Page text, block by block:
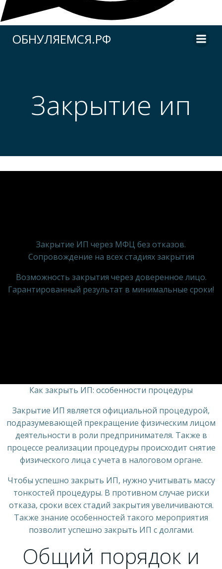
ОБНУЛЯЕМСЯ.РФ
Закрытие ип
Закрытие ИП через МФЦ без отказов.
Сопровождение на всех стадиях закрытия
Возможность закрытия через доверенное лицо.
Гарантированный результат в минимальные сроки!
Как закрыть ИП: особенности процедуры
Закрытие ИП является официальной процедурой,
подразумевающей прекращение физическим лицом
деятельности в роли предпринимателя. Также в
процессе реализации процедуры происходит снятие
физического лица с учета в налоговом органе.
Чтобы успешно закрыть ИП, нужно учитывать массу
тонкостей процедуры. В противном случае риски
отказа, сроки всех стадий закрытия увеличиваются.
Также знание особенностей такого мероприятия
позволит успешно закрыть ИП с долгами.
Общий порядок и